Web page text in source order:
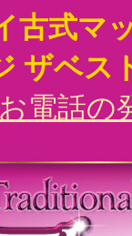
古式マ
ザベス
お電話の